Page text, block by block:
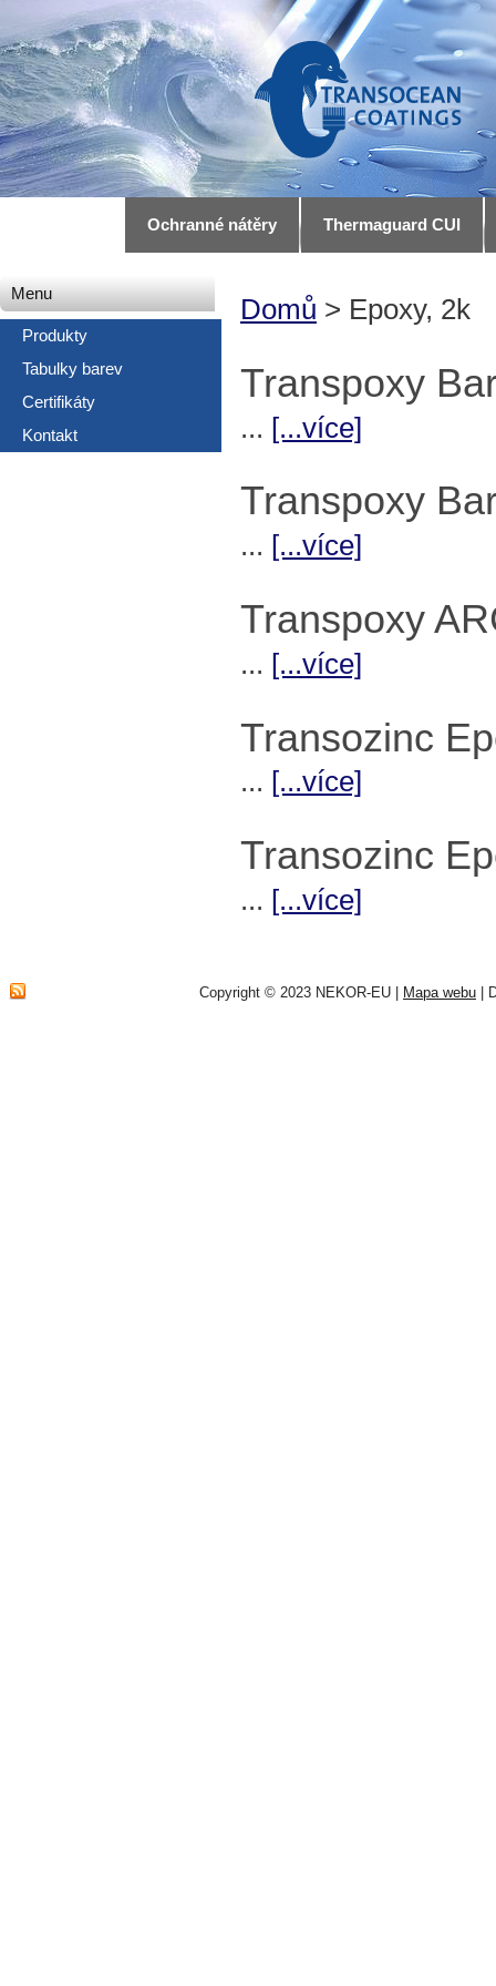
Ochranné nátěry Thermaguard CUI
Menu
Produkty
Tabulky barev
Certifikáty
Kontakt
Domů > Epoxy, 2k
Transpoxy
... [...více]
Transpoxy
... [...více]
Transpoxy
... [...více]
Transozinc
... [...více]
Transozinc
... [...více]
Copyright © 2023 NEKOR-EU | Mapa webu